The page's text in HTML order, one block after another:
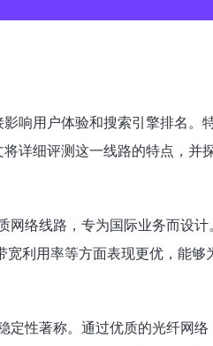
响用户体验和搜索引擎排名。
详细评测这一线路的特点，并
网络线路，专为国际业务而设
利用率等方面表现更优，能够
定性著称。通过优质的光纤网